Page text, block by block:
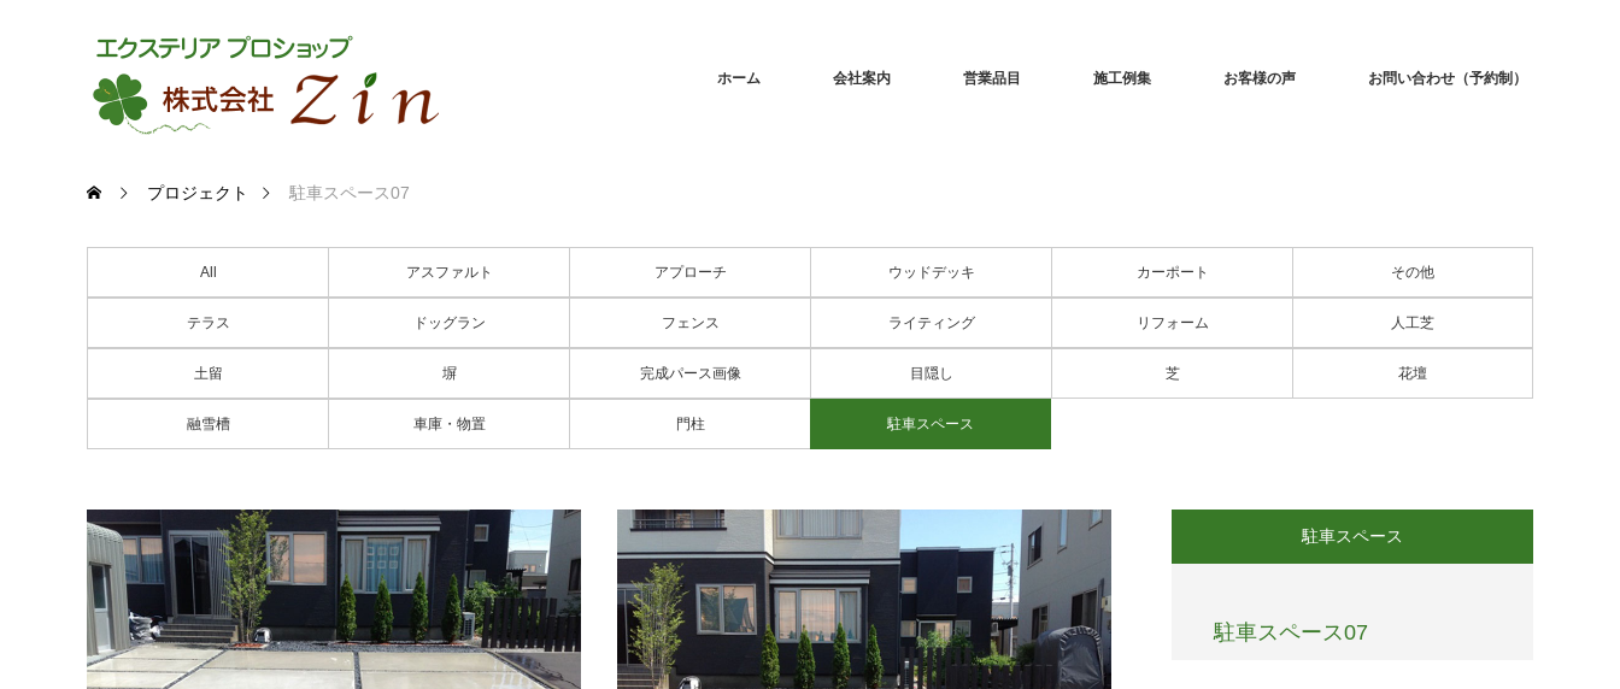
ホーム 会社案内 営業品目 施工例集 お客様の声 お問い合わせ（予約制）
プロジェクト 駐車スペース07
All アスファルト アプローチ ウッドデッキ カーポート その他
テラス ドッグラン フェンス ライティング リフォーム 人工芝
土留 塀 完成パース画像 目隠し 芝 花壇
融雪槽 車庫・物置 門柱 駐車スペース
駐車スペース
駐車スペース07